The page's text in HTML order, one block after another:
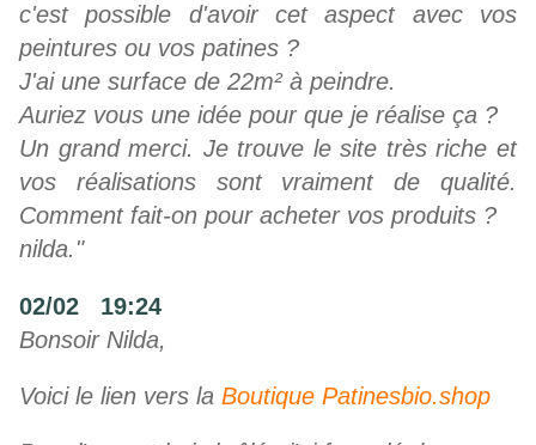
c'est possible d'avoir cet aspect avec vos
peintures ou vos patines ?
J'ai une surface de 22m² à peindre.
Auriez vous une idée pour que je réalise ça ?
Un grand merci. Je trouve le site très riche et
vos réalisations sont vraiment de qualité.
Comment fait-on pour acheter vos produits ?
nilda."
02/02 19:24
Bonsoir Nilda,
Voici le lien vers la Boutique Patinesbio.shop